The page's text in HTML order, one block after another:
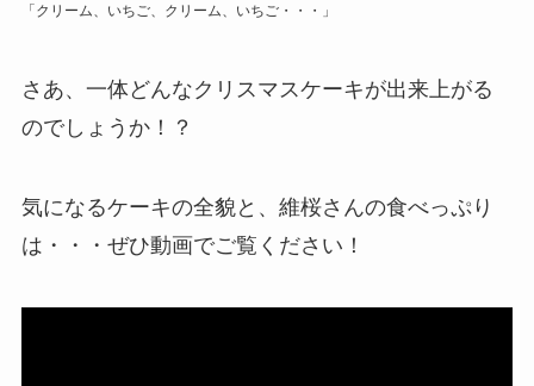
「クリーム、いちご、クリーム、いちご・・・」
さあ、一体どんなクリスマスケーキが出来上がる
のでしょうか！？
気になるケーキの全貌と、維桜さんの食べっぷり
は・・・ぜひ動画でご覧ください！